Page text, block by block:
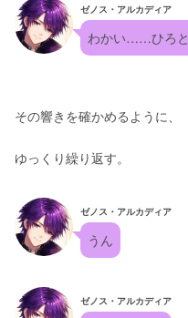
ゼノス・アルカディア
わかい……ひろと
その響きを確かめるように、
ゆっくり繰り返す。
ゼノス・アルカディア
うん
ゼノス・アルカディア